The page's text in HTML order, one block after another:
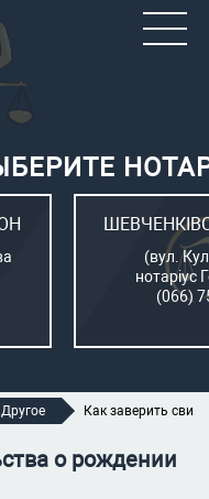
(вул.
нотаріус
(066)
Другое Как заверить
о рождении